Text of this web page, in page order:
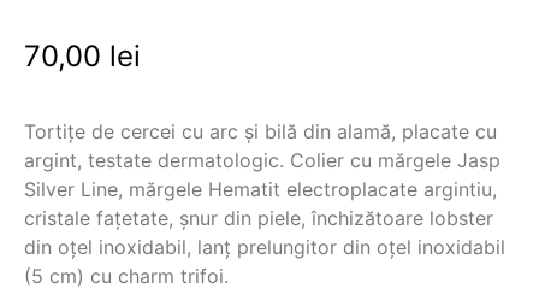
70,00 lei
Tortițe de cercei cu arc și bilă din alamă, placate cu
argint, testate dermatologic. Colier cu mărgele Jasp
Silver Line, mărgele Hematit electroplacate argintiu,
cristale fațetate, șnur din piele, închizătoare lobster
din oțel inoxidabil, lanț prelungitor din oțel inoxidabil
(5 cm) cu charm trifoi.